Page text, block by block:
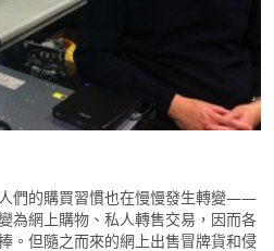
們的購買習慣也在慢慢發生轉變——
為網上購物、私人轉售交易，因而各
。但隨之而來的網上出售冒牌貨和侵